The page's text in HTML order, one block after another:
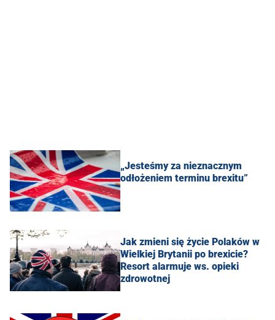
„Jesteśmy za nieznacznym
odłożeniem terminu brexitu”
Jak zmieni się życie Polaków w
Wielkiej Brytanii po brexicie?
Resort alarmuje ws. opieki
zdrowotnej